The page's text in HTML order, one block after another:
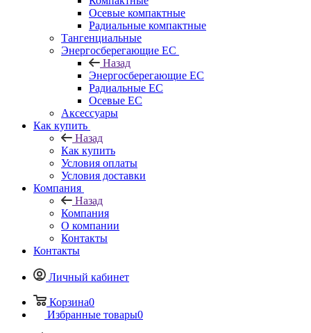
Осевые компактные
Радиальные компактные
Тангенциальные
Энергосберегающие EC
Назад
Энергосберегающие EC
Радиальные EC
Осевые EC
Аксессуары
Как купить
Назад
Как купить
Условия оплаты
Условия доставки
Компания
Назад
Компания
О компании
Контакты
Контакты
Личный кабинет
Корзина0
Избранные товары0